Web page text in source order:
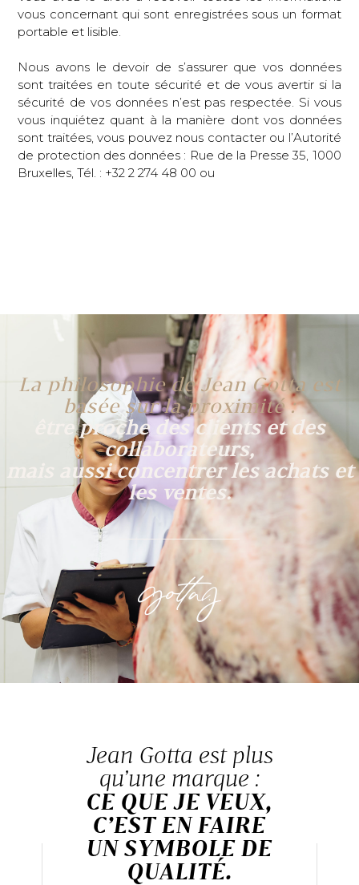
vous concernant qui sont enregistrées sous un format
portable et lisible.
Nous avons le devoir de s’assurer que vos données
sont traitées en toute sécurité et de vous avertir si la
sécurité de vos données n’est pas respectée. Si vous
vous inquiétez quant à la manière dont vos données
sont traitées, vous pouvez nous contacter ou l’Autorité
de protection des données : Rue de la Presse 35, 1000
Bruxelles, Tél. : +32 2 274 48 00 ou
La philosophie de Jean Gotta est
basée sur la proximité :
être proche des clients et des
collaborateurs,
mais aussi concentrer les achats et
les ventes.
Jean Gotta est plus
qu’une marque :
CE QUE JE VEUX,
C’EST EN FAIRE
UN SYMBOLE DE
QUALITÉ.